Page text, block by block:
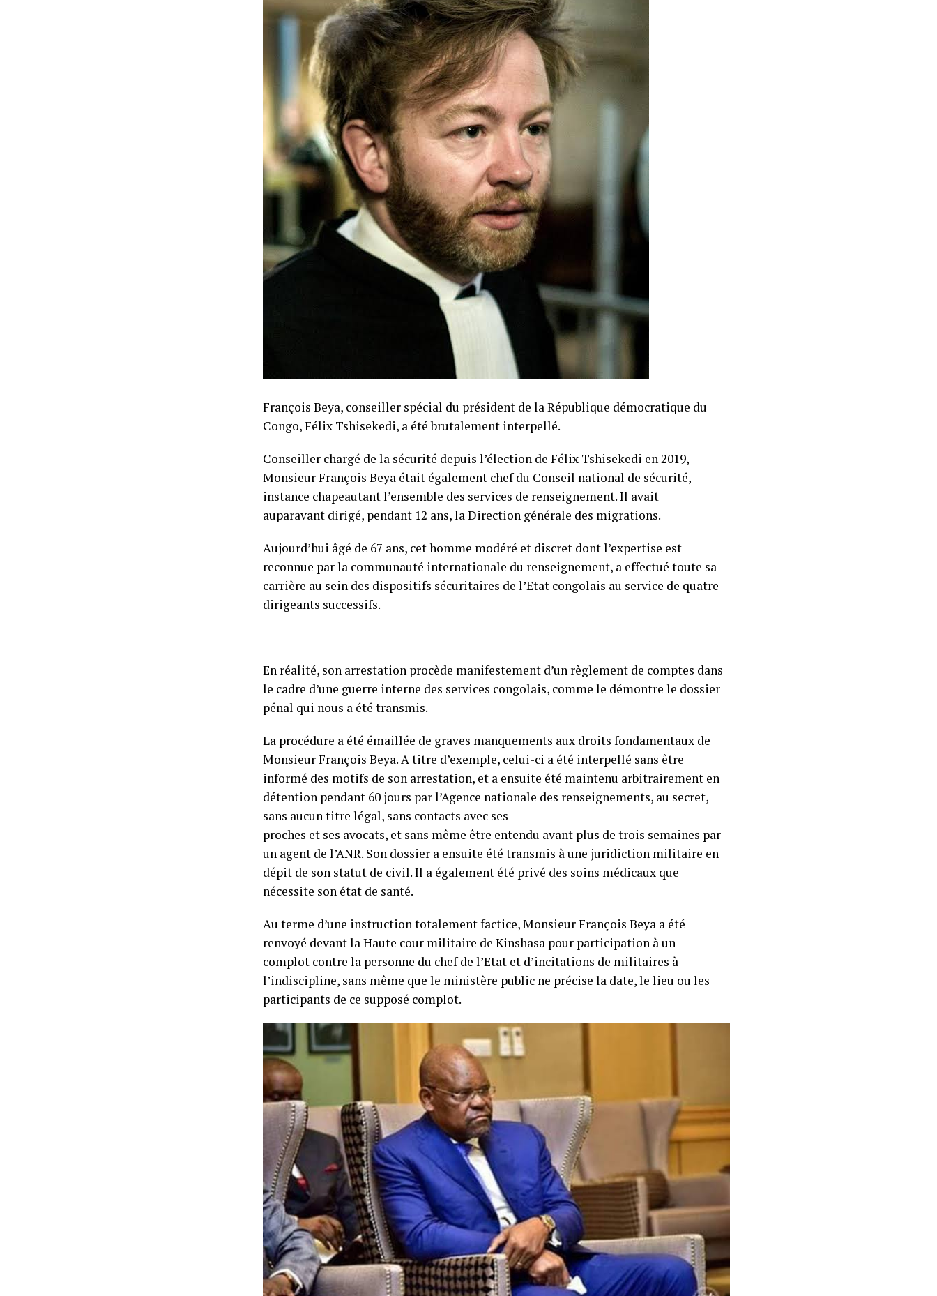
François Beya, conseiller spécial du président de la République démocratique du
Congo, Félix Tshisekedi, a été brutalement interpellé.
Conseiller chargé de la sécurité depuis l’élection de Félix Tshisekedi en 2019,
Monsieur François Beya était également chef du Conseil national de sécurité,
instance chapeautant l’ensemble des services de renseignement. Il avait
auparavant dirigé, pendant 12 ans, la Direction générale des migrations.
Aujourd’hui âgé de 67 ans, cet homme modéré et discret dont l’expertise est
reconnue par la communauté internationale du renseignement, a effectué toute sa
carrière au sein des dispositifs sécuritaires de l’Etat congolais au service de quatre
dirigeants successifs.
En réalité, son arrestation procède manifestement d’un règlement de comptes dans
le cadre d’une guerre interne des services congolais, comme le démontre le dossier
pénal qui nous a été transmis.
La procédure a été émaillée de graves manquements aux droits fondamentaux de
Monsieur François Beya. A titre d’exemple, celui-ci a été interpellé sans être
informé des motifs de son arrestation, et a ensuite été maintenu arbitrairement en
détention pendant 60 jours par l’Agence nationale des renseignements, au secret,
sans aucun titre légal, sans contacts avec ses
proches et ses avocats, et sans même être entendu avant plus de trois semaines par
un agent de l’ANR. Son dossier a ensuite été transmis à une juridiction militaire en
dépit de son statut de civil. Il a également été privé des soins médicaux que
nécessite son état de santé.
Au terme d’une instruction totalement factice, Monsieur François Beya a été
renvoyé devant la Haute cour militaire de Kinshasa pour participation à un
complot contre la personne du chef de l’Etat et d’incitations de militaires à
l’indiscipline, sans même que le ministère public ne précise la date, le lieu ou les
participants de ce supposé complot.